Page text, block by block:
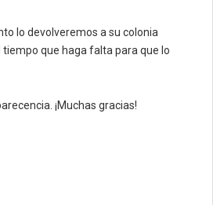
lo devolveremos a su colonia
que haga falta para que lo
¡Muchas gracias!